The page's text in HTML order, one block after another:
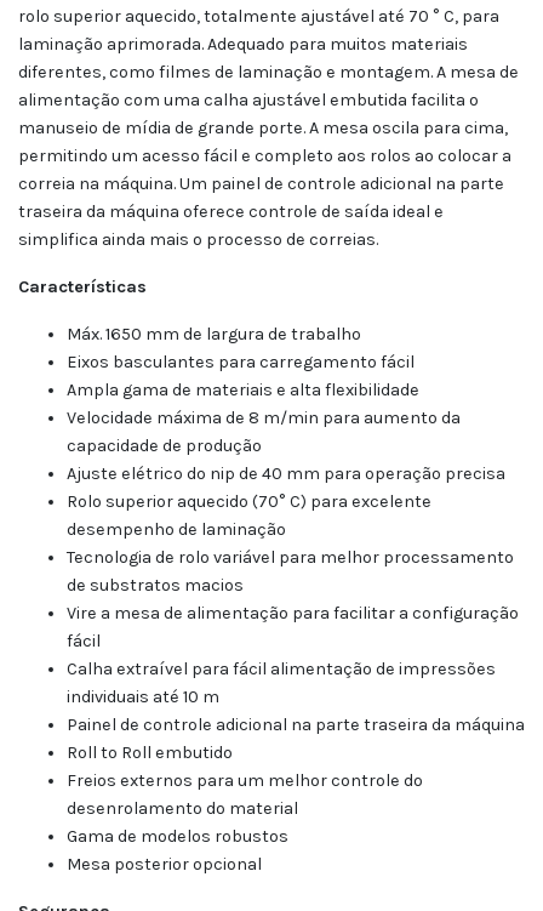
rolo superior aquecido, totalmente ajustável até 70 ° C, para
laminação aprimorada. Adequado para muitos materiais
diferentes, como filmes de laminação e montagem. A mesa de
alimentação com uma calha ajustável embutida facilita o
manuseio de mídia de grande porte. A mesa oscila para cima,
permitindo um acesso fácil e completo aos rolos ao colocar a
correia na máquina. Um painel de controle adicional na parte
traseira da máquina oferece controle de saída ideal e
simplifica ainda mais o processo de correias.
Características
Máx. 1650 mm de largura de trabalho
Eixos basculantes para carregamento fácil
Ampla gama de materiais e alta flexibilidade
Velocidade máxima de 8 m/min para aumento da
capacidade de produção
Ajuste elétrico do nip de 40 mm para operação precisa
Rolo superior aquecido (70° C) para excelente
desempenho de laminação
Tecnologia de rolo variável para melhor processamento
de substratos macios
Vire a mesa de alimentação para facilitar a configuração
fácil
Calha extraível para fácil alimentação de impressões
individuais até 10 m
Painel de controle adicional na parte traseira da máquina
Roll to Roll embutido
Freios externos para um melhor controle do
desenrolamento do material
Gama de modelos robustos
Mesa posterior opcional